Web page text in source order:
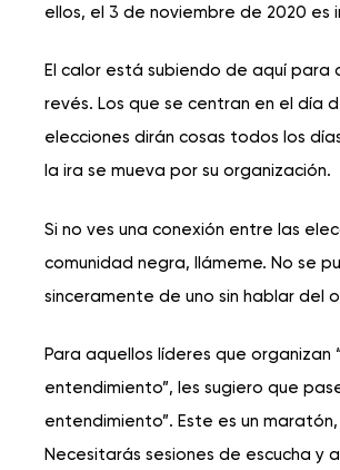
ellos, el 3 de noviembre de 2020 es
El calor está subiendo de aquí para
revés. Los que se centran en el día
elecciones dirán cosas todos los
la ira se mueva por su organización.
Si no ves una conexión entre las
comunidad negra, llámeme. No se
sinceramente de uno sin hablar del
Para aquellos líderes que organizan
entendimiento”, les sugiero que
entendimiento”. Este es un
Necesitarás sesiones de escucha y